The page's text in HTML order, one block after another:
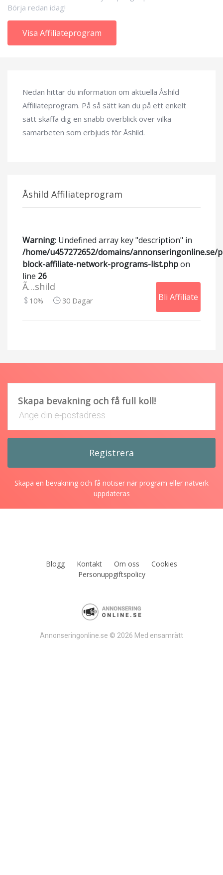
Börja redan idag!
Visa Affiliateprogram
Nedan hittar du information om aktuella Åshild
Affiliateprogram. På så sätt kan du på ett enkelt
sätt skaffa dig en snabb överblick över vilka
samarbeten som erbjuds för Åshild.
Åshild Affiliateprogram
Warning: Undefined array key "description" in
/home/u457272652/domains/annonseringonline.se/
block-affiliate-network-programs-list.phpon
line 26
Ã…shild
10% 30 Dagar Bli Affiliate
Skapa bevakning och få full koll!
Skapa en bevakning och få notiser när program eller nätverk
uppdateras
Blogg Kontakt Om oss
Cookies
Personuppgiftspolicy
Annonseringonline.se © 2026 Med ensamrätt